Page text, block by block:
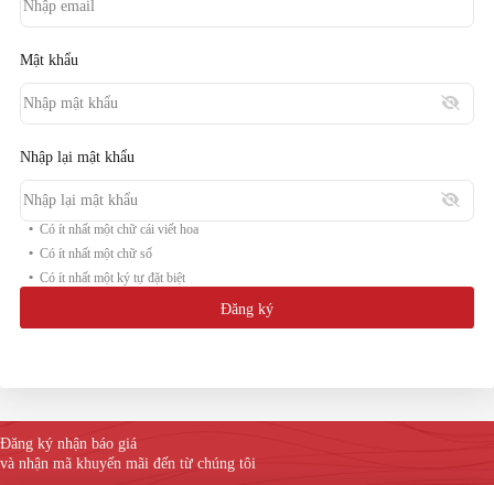
Mật khẩu
Nhập lại mật khẩu
Có ít nhất một chữ cái viết hoa
Có ít nhất một chữ số
Có ít nhất một ký tự đặt biệt
Đăng ký
Đăng ký nhận báo giá
và nhận mã khuyến mãi đến từ chúng tôi